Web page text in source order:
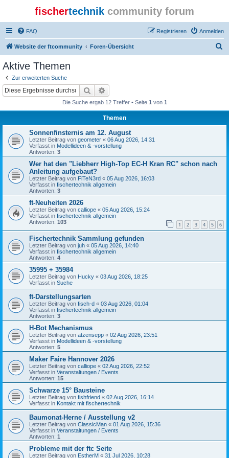
fischertechnik community forum
FAQ Anmelden
Registrieren
Website der ftcommunity Foren-Übersicht
Aktive Themen
Zur erweiterten Suche
Suche
Die Suche ergab 12 Treffer • Seite 1 von 1
Themen
Sonnenfinsternis am 12. August
Letzter Beitrag von geometer « 06 Aug 2026, 14:31
Verfasst in Modellideen & -vorstellung
Antworten: 3
Wer hat den "Liebherr High-Top EC-H Kran RC" schon nach
Anleitung aufgebaut?
Letzter Beitrag von FiTeN3rd « 05 Aug 2026, 16:03
Verfasst in fischertechnik allgemein
Antworten: 3
ft-Neuheiten 2026
Letzter Beitrag von calliope « 05 Aug 2026, 15:24
Verfasst in fischertechnik allgemein
Antworten: 103 1 2 3 4 5 6
Fischertechnik Sammlung gefunden
Letzter Beitrag von juh « 05 Aug 2026, 14:40
Verfasst in fischertechnik allgemein
Antworten: 4
35995 + 35984
Letzter Beitrag von Hucky « 03 Aug 2026, 18:25
Verfasst in Suche
ft-Darstellungsarten
Letzter Beitrag von fisch-d « 03 Aug 2026, 01:04
Verfasst in fischertechnik allgemein
Antworten: 3
H-Bot Mechanismus
Letzter Beitrag von atzensepp « 02 Aug 2026, 23:51
Verfasst in Modellideen & -vorstellung
Antworten: 5
Maker Faire Hannover 2026
Letzter Beitrag von calliope « 02 Aug 2026, 22:52
Verfasst in Veranstaltungen / Events
Antworten: 15
Schwarze 15° Bausteine
Letzter Beitrag von fishfriend « 02 Aug 2026, 16:14
Verfasst in Kontakt mit fischertechnik
Baumonat-Herne / Ausstellung v2
Letzter Beitrag von ClassicMan « 01 Aug 2026, 15:36
Verfasst in Veranstaltungen / Events
Antworten: 1
Probleme mit der ftc Seite
Letzter Beitrag von EstherM « 31 Jul 2026, 10:28